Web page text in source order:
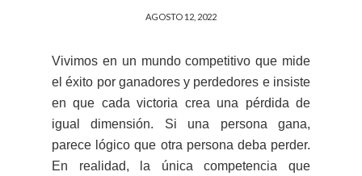
AGOSTO 12, 2022
Vivimos en un mundo competitivo que mide
el éxito por ganadores y perdedores e insiste
en que cada victoria crea una pérdida de
igual dimensión. Si una persona gana,
parece lógico que otra persona deba perder.
En realidad, la única competencia que